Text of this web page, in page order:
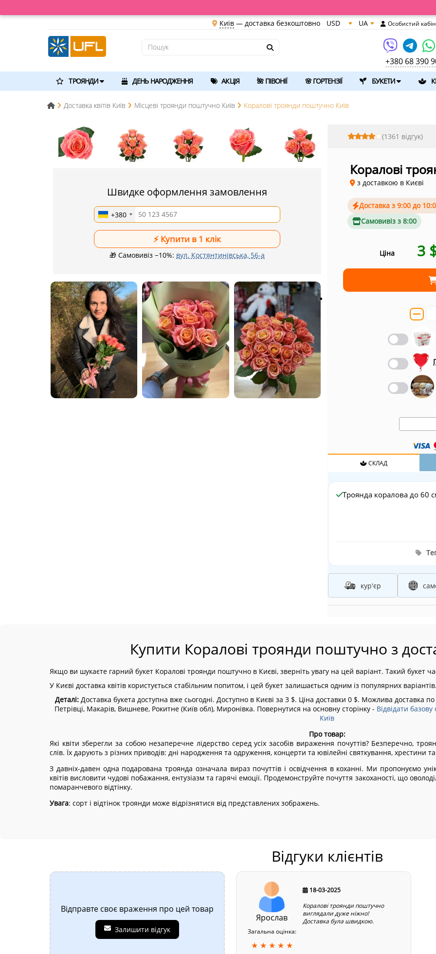
Київ— доставка безкоштовно USD UA Особистий
+380 68 390
ТРОЯНДИ ДЕНЬ НАРОДЖЕННЯ АКЦІЯ 🌺 ПІВОНІЇ 🌸 ГОРТЕНЗІЇ БУКЕТИ
Доставка квітів Київ Місцеві троянди поштучно Київ Коралові троянди поштучно Київ
Швидке оформлення замовлення
+380
🎁 Самовивіз −10%: вул. Костянтинівська, 56-а
(1361 відгук)
Коралові
з доставкою в Києві
Доставка з 9:00 до
Самовивіз з 8:00
Ціна 3
СКЛАД
Троянда коралова до 60 см
кур'єр
Купити Коралові троянди поштучно з
Якщо ви шукаєте гарний букет Коралові троянди поштучно в Києві, зверніть увагу на цей варіант. Такий букет
У Києві доставка квітів користується стабільним попитом, і цей букет залишається одним із популярних варіантів.
Деталі:Доставка букета доступна вже сьогодні. Доступно в Києві за 3 $. Ціна доставки 0 $. Можлива доставка по
Петрівці, Макарів, Вишневе, Рокитне (Київ обл), Миронівка. Повернутися на основну сторінку - Відвідати базову
Київ
Про товар:
Які квіти зберегли за собою незаперечне лідерство серед усіх засобів вираження почуттів? Безперечно,
слів. Їх дарують з різних приводів: дні народження та одруження, концерти та ювілейні святкування, хрестини
З давніх-давен одна подарована троянда означала вираз почуттів і освідчення в коханні. Ми пропонуємо
квітів висловити чудові побажання, ентузіазм та гарячі емоції. Продемонструйте почуття закоханості, що
помаранчевого відтінку.
Увага: сорт і відтінок троянди може відрізнятися від представлених зображень.
Відгуки клієнтів
Відправте своє враження про цей товар
Залишити відгук
Ярослав
Загальна оцінка:
★ ★ ★ ★ ★
18-03-2025
Коралові троянди поштучно
виглядали дуже ніжно!
Доставка була швидкою.